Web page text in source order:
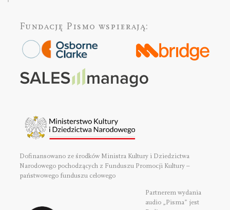
Fundację Pismo wspierają:
Dofinansowano ze środków Ministra Kultury i Dziedzictwa
Narodowego pochodzących z Funduszu Promocji Kultury –
państwowego funduszu celowego
Partnerem wydania
audio „Pisma” jest